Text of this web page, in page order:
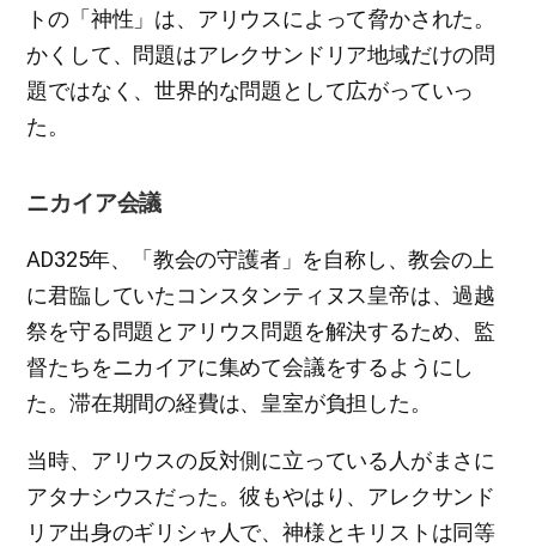
トの「神性」は、アリウスによって脅かされた。
かくして、問題はアレクサンドリア地域だけの問
題ではなく、世界的な問題として広がっていっ
た。
ニカイア会議
AD325年、「教会の守護者」を自称し、教会の上
に君臨していたコンスタンティヌス皇帝は、過越
祭を守る問題とアリウス問題を解決するため、監
督たちをニカイアに集めて会議をするようにし
た。滞在期間の経費は、皇室が負担した。
当時、アリウスの反対側に立っている人がまさに
アタナシウスだった。彼もやはり、アレクサンド
リア出身のギリシャ人で、神様とキリストは同等